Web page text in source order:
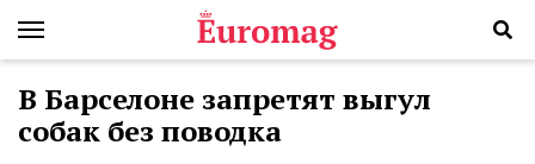
В Барселоне запретят выгул
собак без поводка